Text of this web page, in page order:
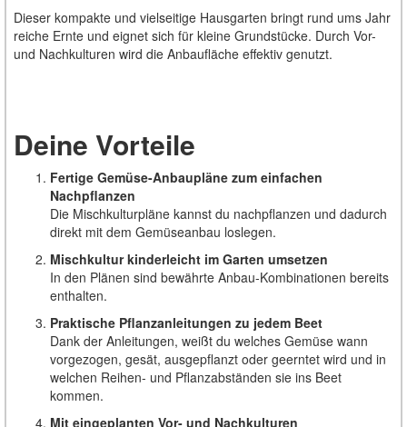
Dieser kompakte und vielseitige Hausgarten bringt rund ums Jahr
reiche Ernte und eignet sich für kleine Grundstücke. Durch Vor-
und Nachkulturen wird die Anbaufläche effektiv genutzt.
Deine Vorteile
Fertige Gemüse-Anbaupläne zum einfachen
Nachpflanzen
Die Mischkulturpläne kannst du nachpflanzen und dadurch
direkt mit dem Gemüseanbau loslegen.
Mischkultur kinderleicht im Garten umsetzen
In den Plänen sind bewährte Anbau-Kombinationen bereits
enthalten.
Praktische Pflanzanleitungen zu jedem Beet
Dank der Anleitungen, weißt du welches Gemüse wann
vorgezogen, gesät, ausgepflanzt oder geerntet wird und in
welchen Reihen- und Pflanzabständen sie ins Beet
kommen.
Mit eingeplanten Vor- und Nachkulturen